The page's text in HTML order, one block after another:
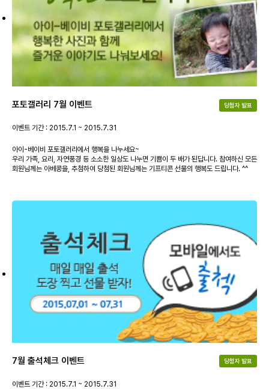
포토갤러리 7월 이벤트 당첨자 발표
이벤트 기간 : 2015.7.1 ~ 2015.7.31
아이-베이비 포토갤러리에서 행복을 나누세요~
우리 가족, 요리, 자연풍경 등 소소한 일상도 나누면 기쁨이 두 배가 된답니다. 참여하신 모든
회원님께는 아베콩을, 추첨하여 당첨된 회원님께는 기프티콘 선물의 행복도 드립니다. ^^
7월 출석체크 이벤트 당첨자 발표
이벤트 기간 : 2015.7.1 ~ 2015.7.31